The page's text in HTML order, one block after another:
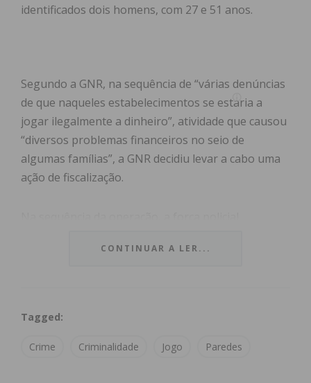
identificados dois homens, com 27 e 51 anos.
Segundo a GNR, na sequência de “várias denúncias
de que naqueles estabelecimentos se estaria a
jogar ilegalmente a dinheiro”, atividade que causou
“diversos problemas financeiros no seio de
algumas famílias”, a GNR decidiu levar a cabo uma
ação de fiscalização.
impressora e ainda 152 euros em dois
Foram também identificados os dois homens que
pelo crime de exploração de jogo ilegal. Os factos
CONTINUAR A LER...
Tagged:
Crime Criminalidade Jogo Paredes